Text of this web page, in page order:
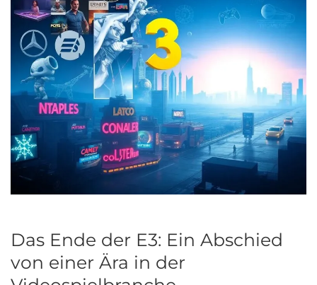
Das Ende der E3: Ein Abschied
von einer Ära in der